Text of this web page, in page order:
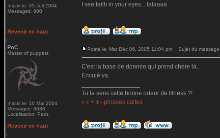
Inscrit le: 05 Juil 2004
Messages: 800
I see faith in your eyes... lalaaaa
Revenir en haut
PoC
Master of puppets
Inscrit le: 16 Mai 2004
Messages: 6636
Localisation: Paris
Posté le: Mar Déc 06, 2005 11:04 pm Sujet du
C'est la base de donnée qui prend chère là...
Enculé va.
Tu la sens cette bonne odeur de fitness ?!
© € ™ $ - phrases cultes
Revenir en haut